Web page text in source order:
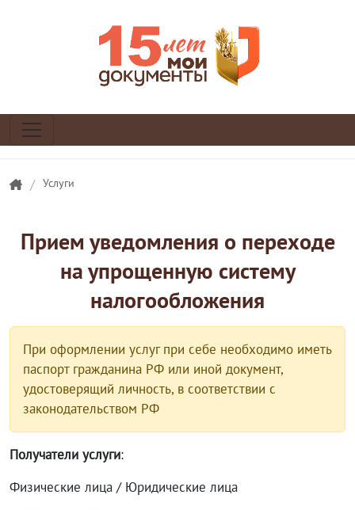
/ Услуги
Прием уведомления о переходе
на упрощенную систему
налогообложения
При оформлении услуг при себе необходимо иметь
паспорт гражданина РФ или иной документ,
удостоверящий личность, в соответствии с
законодательством РФ
Получатели услуги:
Физические лица / Юридические лица